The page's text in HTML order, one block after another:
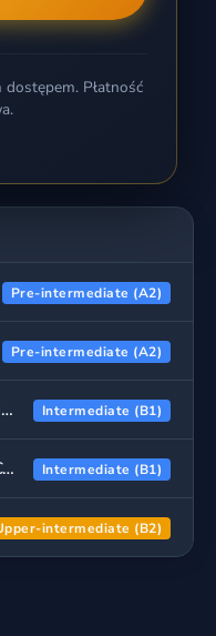
dostępem. Płatność
Pre-intermediate (A2)
Pre-intermediate (A2)
A Review of a Local Art Exhibition - uzupełnij luki Intermediate (B1)
Volunteering in Your Local Community - uzupełnij luki Intermediate (B1)
intermediate (B2)